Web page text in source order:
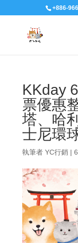
+886-
KKday
票優惠
塔、哈
士尼環
執筆者 YC行銷|